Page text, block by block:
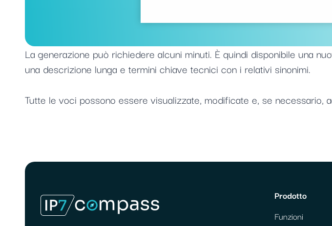
La generazione può richiedere alcuni minuti. È quindi disponibile una
una descrizione lunga e termini chiave tecnici con i relativi sinonimi.
Tutte le voci possono essere visualizzate, modificate e, se necessario,
Prodotto
Funzioni